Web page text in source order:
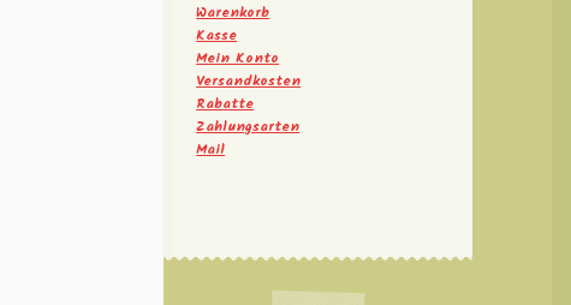
Warenkorb
Kasse
Mein Konto
Versandkosten
Rabatte
Zahlungsarten
Mail